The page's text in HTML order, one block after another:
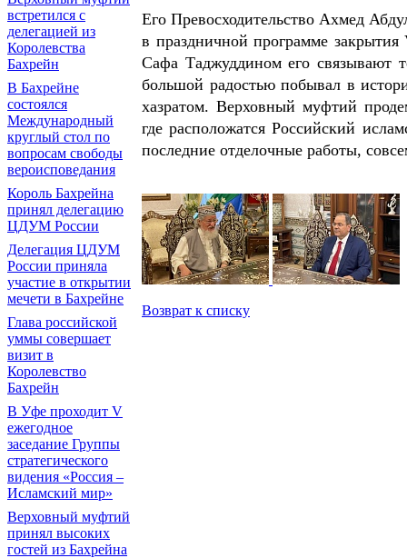
встретился с
делегацией из
Королевства
Бахрейн
В Бахрейне
состоялся
Международный
круглый стол по
вопросам свободы
вероисповедания
Король Бахрейна
принял делегацию
ЦДУМ России
Делегация ЦДУМ
России приняла
участие в открытии
мечети в Бахрейне
Глава российской
уммы совершает
визит в
Королевство
Бахрейн
В Уфе проходит V
ежегодное
заседание Группы
стратегического
видения «Россия –
Исламский мир»
Верховный муфтий
принял высоких
гостей из Бахрейна
Его Превосходительство Ахмед
в праздничной программе
Сафа Таджуддином его связывают
большой радостью побывал в
хазратом. Верховный муфтий
где расположатся Российский
последние отделочные работы,
Возврат к списку